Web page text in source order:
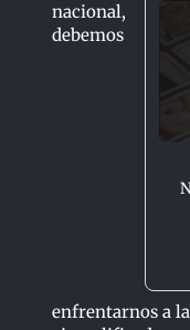
nacional,
debemos
enfrentarnos a